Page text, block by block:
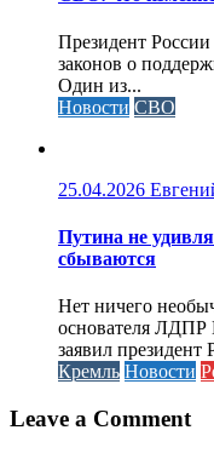
Президент
законов о
Один из...
Новости СВО
25.04.2026
Путина не
сбываются
Нет ничего
основателя ЛДПР
заявил
Кремль Новости
Leave a Comment